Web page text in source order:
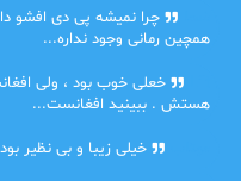
چرا نمیشه پی دی افشو
همچین رمانی وجود نداره...
خعلی خوب بود ، ولی
هستش . ببینید افغانست...
خیلی زیبا و بی نظیر